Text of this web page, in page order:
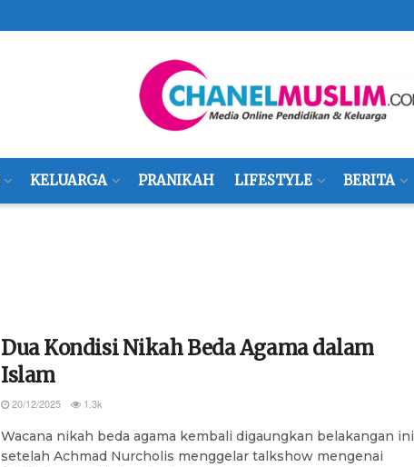
KELUARGA PRANIKAH LIFESTYLE BERITA
Dua Kondisi Nikah Beda Agama dalam
Islam
20/12/2025 1.3k
Wacana nikah beda agama kembali digaungkan belakangan ini
setelah Achmad Nurcholis menggelar talkshow mengenai